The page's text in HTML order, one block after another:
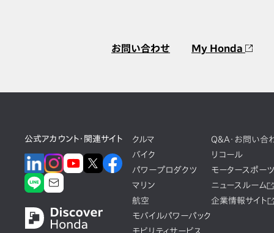
お問い合わせ My Honda
公式アカウント・関連サイト
クルマ
バイク
パワープロダクツ
マリン
航空
モバイルパワーパック
モビリティサービス
Q&A・お問い合
リコール
モータースポーツ
ニュースルーム
企業情報サイト